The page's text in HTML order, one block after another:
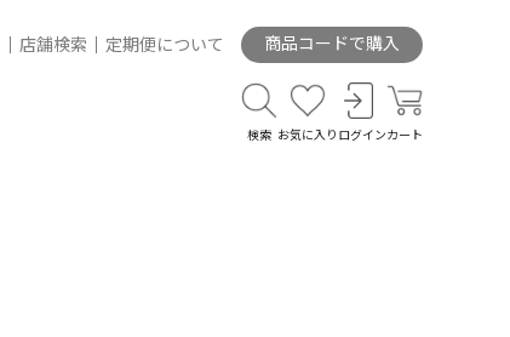
店舗検索 定期便について 商品コードで購入
検索 お気に入り ログイン カート